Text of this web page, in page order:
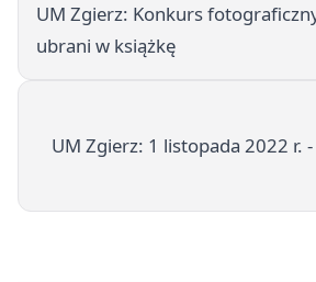
UM Zgierz: Konkurs
ubrani w książkę
UM Zgierz: 1 listopada 2022 r.